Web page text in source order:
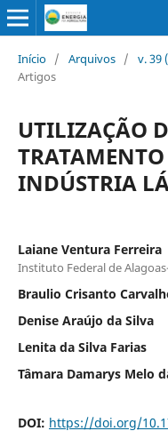
Início / Arquivos / v. 39
Artigos
UTILIZAÇÃO
INDÚSTRIA
Laiane Ventura Ferreira
Instituto Federal de
Braulio Crisanto
Denise Araújo da Silva
Lenita da Silva Farias
Tâmara Damarys Melo
DOI: https://doi.org/